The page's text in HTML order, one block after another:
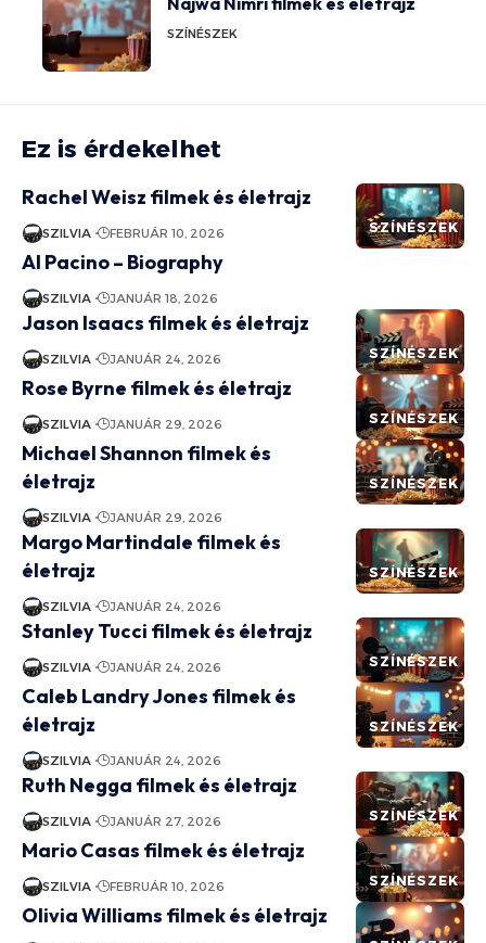
SZÍNÉSZEK
Ez is érdekelhet
SZÍNÉSZEK
Rachel Weisz filmek és életrajz
SZILVIA FEBRUÁR 10, 2026
Al Pacino – Biography
SZILVIA JANUÁR 18, 2026
SZÍNÉSZEK
Jason Isaacs filmek és életrajz
SZILVIA JANUÁR 24, 2026
SZÍNÉSZEK
Rose Byrne filmek és életrajz
SZILVIA JANUÁR 29, 2026
SZÍNÉSZEK
Michael Shannon filmek és
életrajz
SZILVIA JANUÁR 29, 2026
SZÍNÉSZEK
Margo Martindale filmek és
életrajz
SZILVIA JANUÁR 24, 2026
SZÍNÉSZEK
Stanley Tucci filmek és életrajz
SZILVIA JANUÁR 24, 2026
SZÍNÉSZEK
Caleb Landry Jones filmek és
életrajz
SZILVIA JANUÁR 24, 2026
SZÍNÉSZEK
Ruth Negga filmek és életrajz
SZILVIA JANUÁR 27, 2026
SZÍNÉSZEK
Mario Casas filmek és életrajz
SZILVIA FEBRUÁR 10, 2026
Olivia Williams filmek és életrajz